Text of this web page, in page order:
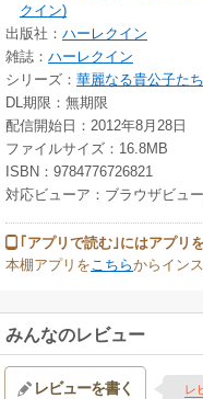
クイン)
出版社： ハーレクイン
雑誌： ハーレクイン
シリーズ： 華麗なる貴公子た
DL期限：無期限
配信開始日：2012年8月28日
ファイルサイズ：16.8MB
ISBN：9784776726821
対応ビューア：ブラウザビュ
｢アプリで読む｣にはアプリ
本棚アプリをこちらからイン
みんなのレビュー
レビューを書く レ